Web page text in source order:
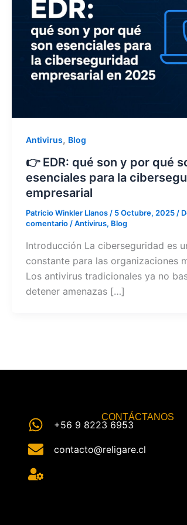
Antivirus, Blog
👉 EDR: qué son y por qué
esenciales para la
empresarial
Patricio Winkler Llanos / 5 Octubre, 2025 /
comentario /Antivirus, Blog
Introducción La ciberseguridad es
constante para las organizaciones
Los antivirus tradicionales ya no
detener amenazas […]
CONTÁCTANOS
+56 9 8223 6953
contacto@religare.cl